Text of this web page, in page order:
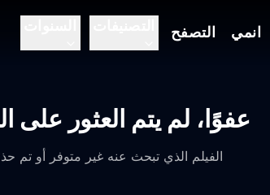
انمي التصفح
عفوًا، لم يتم العثور على
الفيلم الذي تبحث عنه غير متوفر أو تم